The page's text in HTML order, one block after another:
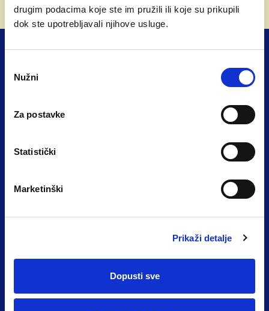
drugim podacima koje ste im pružili ili koje su prikupili
dok ste upotrebljavali njihove usluge.
pristanka
Nužni
Za postavke
Statistički
Marketinški
Prikaži detalje
Dopusti sve
U vremenima kada se domaći obrazovni sustav
postoji primjer koji pokazuje da može drugačije.
međunarodna škola u srcu Zagreba s britanskim
obrazovnim programom i internatom, već
raspravlja. No, iza ove škole ne stoji korporacija,
fondacija ili država. Već obitelj Časl sa svojom
Časlom, nekadašnjim učenikom, a danas liderom
obrazovne ustanove koja već 30 godina gradi
Kako je izgledao početak? Što je bila ideja iza
škole kakvu danas vodite?
Program
Izjava o privatnosti
Adresa: